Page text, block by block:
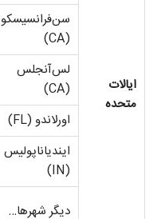
ایالات
متحده
سن‌فرانسیسکو
(CA)
لس‌آنجلس
(CA)
اورلاندو (FL)
ایندیاناپولیس
(IN)
دیگر شهرها…